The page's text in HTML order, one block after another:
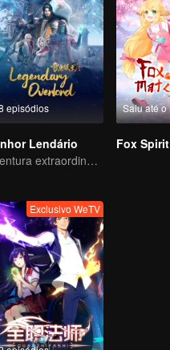
episódios
Lendário
Aventura extraordinária, um adolescente renascido da adversidade
Saiu até o
Exclusivo WeTV